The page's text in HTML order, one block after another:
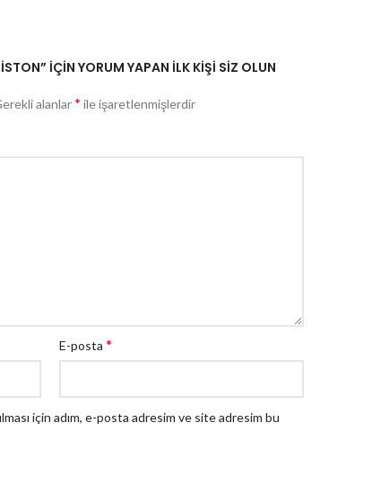
IÇIN YORUM YAPAN ILK KIŞI SIZ OLUN
alanlar* ile işaretlenmişlerdir
E-posta *
için adım, e-posta adresim ve site adresim bu